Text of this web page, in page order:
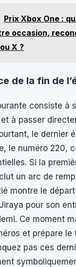
Prix Xbox One :
occasion,
X ?
de la fin de
consiste à
et à passer
le dernier
le numéro 220,
Si la
un arc de
montre le
pour son
Ce moment
et prépare le
pas ces